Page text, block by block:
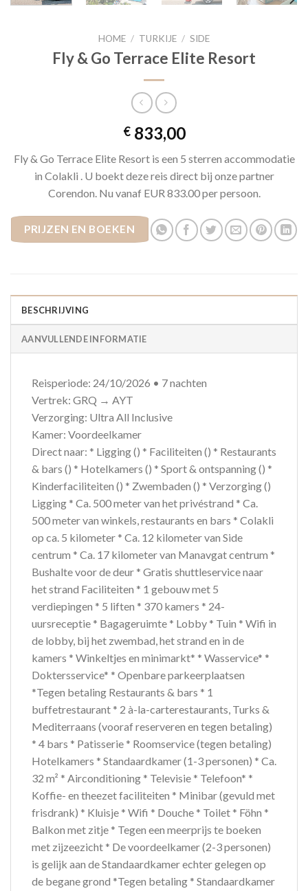
HOME / TURKIJE / SIDE
Fly & Go Terrace Elite Resort
€833,00
Fly & Go Terrace Elite Resort is een 5 sterren accommodatie
in Colakli . U boekt deze reis direct bij onze partner
Corendon. Nu vanaf EUR 833.00 per persoon.
PRIJZEN EN BOEKEN
BESCHRIJVING
AANVULLENDE INFORMATIE
Reisperiode: 24/10/2026 • 7 nachten
Vertrek: GRQ → AYT
Verzorging: Ultra All Inclusive
Kamer: Voordeelkamer
Direct naar: * Ligging () * Faciliteiten () * Restaurants
& bars () * Hotelkamers () * Sport & ontspanning () *
Kinderfaciliteiten () * Zwembaden () * Verzorging ()
Ligging * Ca. 500 meter van het privéstrand * Ca.
500 meter van winkels, restaurants en bars * Colakli
op ca. 5 kilometer * Ca. 12 kilometer van Side
centrum * Ca. 17 kilometer van Manavgat centrum *
Bushalte voor de deur * Gratis shuttleservice naar
het strand Faciliteiten * 1 gebouw met 5
verdiepingen * 5 liften * 370 kamers * 24-
uursreceptie * Bagageruimte * Lobby * Tuin * Wifi in
de lobby, bij het zwembad, het strand en in de
kamers * Winkeltjes en minimarkt* * Wasservice* *
Doktersservice* * Openbare parkeerplaatsen
*Tegen betaling Restaurants & bars * 1
buffetrestaurant * 2 à-la-carterestaurants, Turks &
Mediterraans (vooraf reserveren en tegen betaling)
* 4 bars * Patisserie * Roomservice (tegen betaling)
Hotelkamers * Standaardkamer (1-3 personen) * Ca.
32 m² * Airconditioning * Televisie * Telefoon* *
Koffie- en theezet faciliteiten * Minibar (gevuld met
frisdrank) * Kluisje * Wifi * Douche * Toilet * Föhn *
Balkon met zitje * Tegen een meerprijs te boeken
met zijzeezicht * De voordeelkamer (2-3 personen)
is gelijk aan de Standaardkamer echter gelegen op
de begane grond *Tegen betaling * Standaardkamer